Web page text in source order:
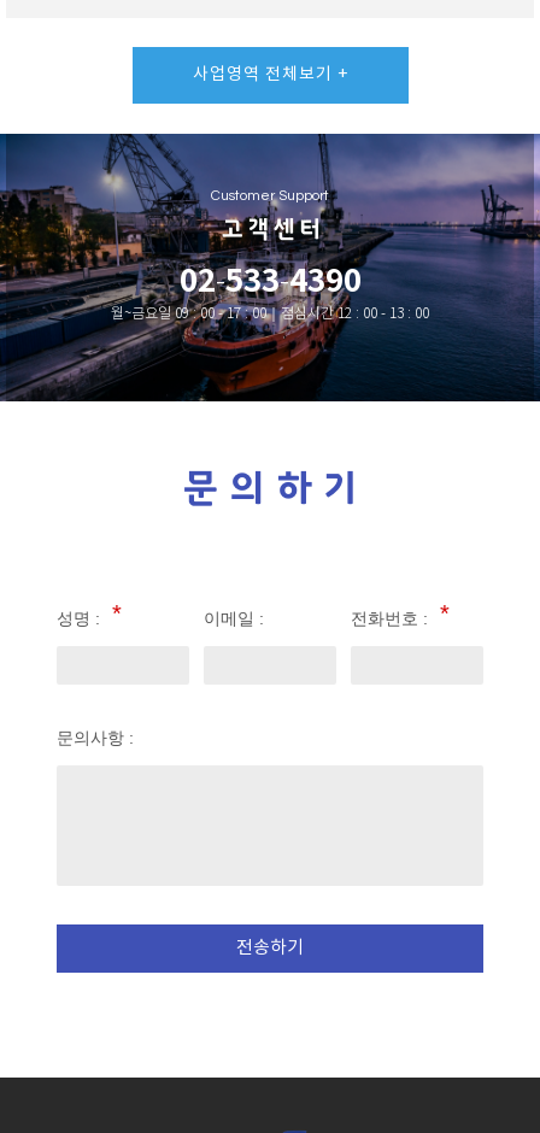
사업영역 전체보기 +
Customer Support
고 객 센 터
02-533-4390
월~금요일 09 : 00 - 17 : 00｜점심시간 12 : 00 - 13 : 00
문 의 하 기
성명 : 이메일 : 전화번호 :
문의사항 :
전송하기